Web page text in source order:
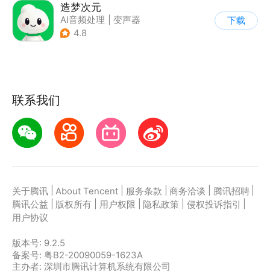
造梦次元
AI音频处理
变声器
4.8
下载
联系我们
关于腾讯 About Tencent 服务条款 商务洽谈 腾讯招聘
腾讯公益
版权所有 用户权限 隐私政策 侵权投诉指引
用户协议
版本号: 9.2.5
备案号: 粤B2-20090059-1623A
主办者: 深圳市腾讯计算机系统有限公司